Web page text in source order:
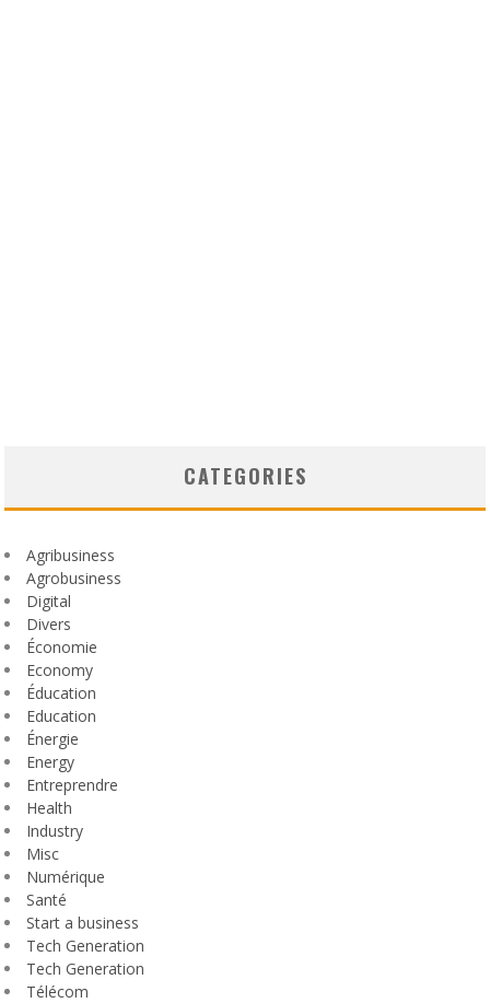
CATEGORIES
Agribusiness
Agrobusiness
Digital
Divers
Économie
Economy
Éducation
Education
Énergie
Energy
Entreprendre
Health
Industry
Misc
Numérique
Santé
Start a business
Tech Generation
Tech Generation
Télécom